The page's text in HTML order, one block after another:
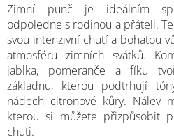
Zimní punč je ideálním
odpoledne s rodinou a přáteli.
svou intenzivní chutí a bohatou
atmosféru zimních svátků.
jablka, pomeranče a fíku
základnu, kterou podtrhují
nádech citronové kůry. Nálev
kterou si můžete přizpůsobit
chuti.